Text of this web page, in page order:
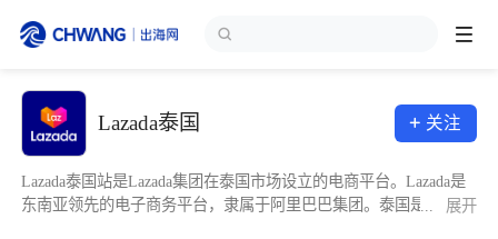
跨境展会
出海服务
登录/注册
Lazada泰国 关注
Lazada泰国站是Lazada集团在泰国市场设立的电商平台。Lazada是
东南亚领先的电子商务平台，隶属于阿里巴巴集团。泰国是东南亚
... 展开